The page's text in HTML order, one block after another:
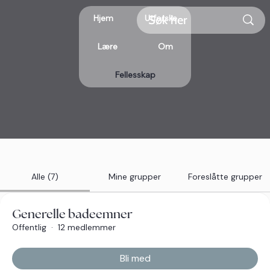
Hjem Utforske
Lære Om
Fellesskap
Alle (7) Mine grupper Foreslåtte grupper
Generelle badeemner
Offentlig · 12 medlemmer
Bli med